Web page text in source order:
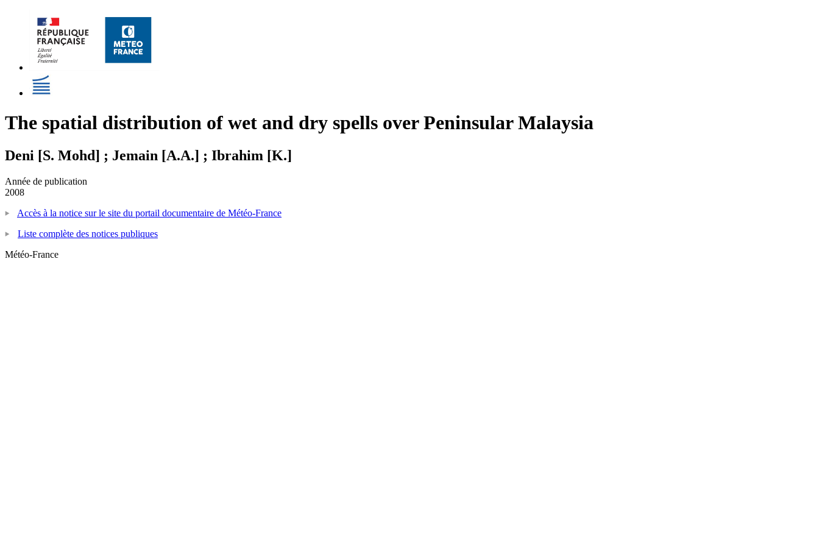
The spatial distribution of wet and dry spells over Peninsular Malaysia
Deni [S. Mohd] ; Jemain [A.A.] ; Ibrahim [K.]
Année de publication
2008
Accès à la notice sur le site du portail documentaire de Météo-France
Liste complète des notices publiques
Météo-France